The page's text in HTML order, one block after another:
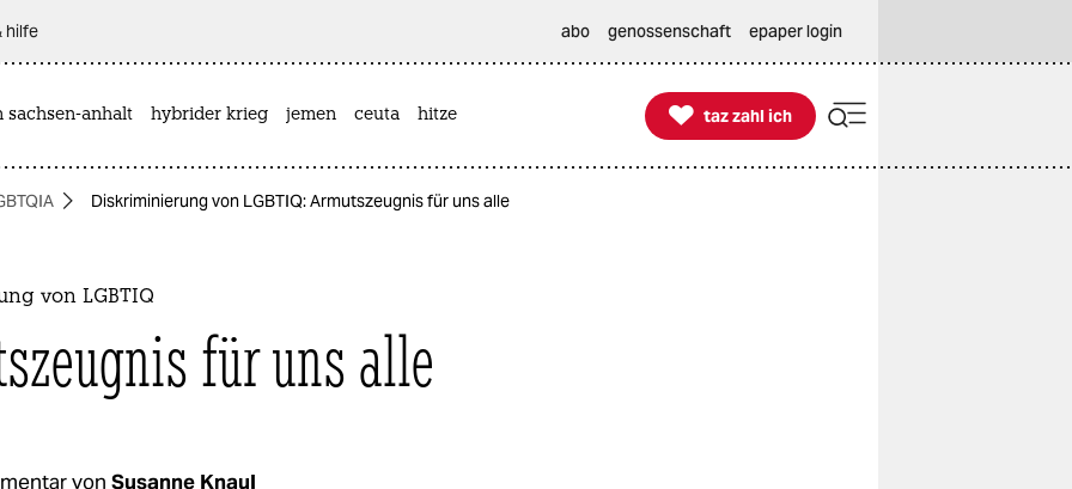
hilfe abo genossenschaft epaper login
sachsen-anhalt hybrider krieg jemen ceuta hitze 
taz zahl ich
taz zahl ich
Diskriminierung von LGBTIQ: Armutszeugnis für uns alle
von LGBTIQ
für uns alle
von Susanne Knaul